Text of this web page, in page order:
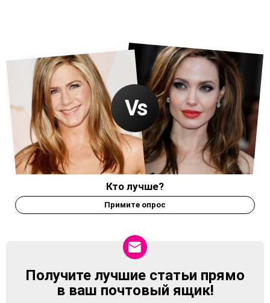
Кто лучше?
Примите опрос
NEWSLETTER
Получите лучшие статьи прямо
в ваш почтовый ящик!